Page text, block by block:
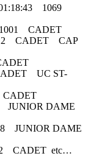
1069
CADET
CADET CAP
UC ST-
JUNIOR DAME
JUNIOR DAME
CADET etc…